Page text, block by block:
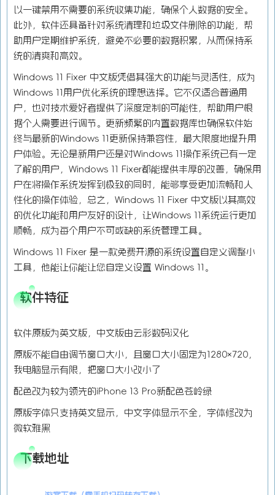
以一键禁用不需要的系统收集功能，确保个人数据的安全。
此外，软件还具备针对系统清理和垃圾文件删除的功能，帮
助用户定期维护系统，避免不必要的数据积累，从而保持系
统的清爽和高效。
Windows 11 Fixer 中文版凭借其强大的功能与灵活性，成为
Windows 11用户优化系统的理想选择。它不仅适合普通用
户，也对技术爱好者提供了深度定制的可能性，帮助用户根
据个人需要进行调节。更新频繁的内置数据库也确保软件始
终与最新的Windows 11更新保持兼容性，最大限度地提升用
户体验。无论是新用户还是对Windows 11操作系统已有一定
了解的用户，Windows 11 Fixer都能提供丰厚的改善，确保用
户在将操作系统发挥到极致的同时，能够享受更加流畅和人
性化的操作体验，总之，Windows 11 Fixer 中文版以其高效
的优化功能和用户友好的设计，让Windows 11系统运行更加
顺畅，成为每个用户不可或缺的系统管理工具。
Windows 11 Fixer 是一款免费开源的系统设置自定义调整小
工具，他能让你能让您自定义设置 Windows 11。
软件特征
软件原版为英文版，中文版由云彩数码汉化
原版不能自由调节窗口大小，且窗口大小固定为1280×720，
我电脑显示有限，把窗口大小改小了
配色改为较为领先的iPhone 13 Pro新配色苍岭绿
原版字体只支持英文显示，中文字体显示不全，字体修改为
微软雅黑
下载地址